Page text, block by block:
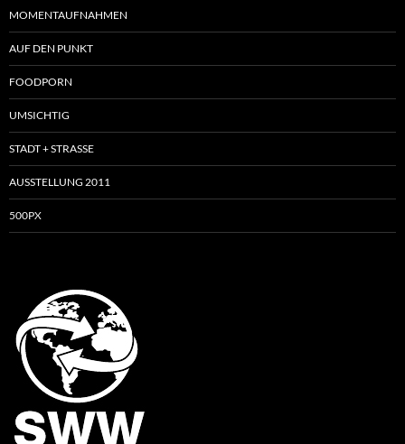
MOMENTAUFNAHMEN
AUF DEN PUNKT
FOODPORN
UMSICHTIG
STADT + STRASSE
AUSSTELLUNG 2011
500PX